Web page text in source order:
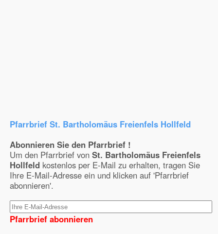
Pfarrbrief St. Bartholomäus Freienfels Hollfeld
Abonnieren Sie den Pfarrbrief !
Um den Pfarrbrief von St. Bartholomäus Freienfels
Hollfeld kostenlos per E-Mail zu erhalten, tragen Sie
Ihre E-Mail-Adresse ein und klicken auf 'Pfarrbrief
abonnieren'.
Pfarrbrief abonnieren